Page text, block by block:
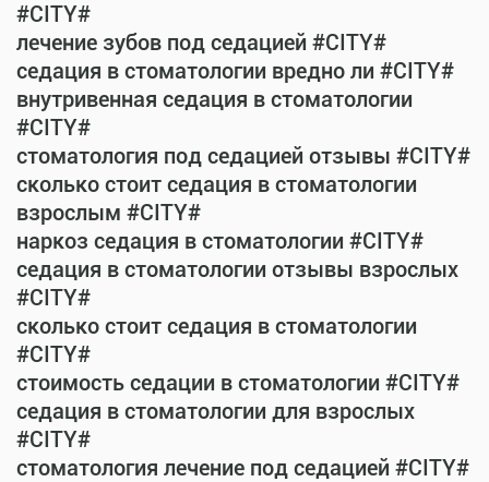
#CITY#
лечение зубов под седацией #CITY#
седация в стоматологии вредно ли #CITY#
внутривенная седация в стоматологии
#CITY#
стоматология под седацией отзывы #CITY#
сколько стоит седация в стоматологии
взрослым #CITY#
наркоз седация в стоматологии #CITY#
седация в стоматологии отзывы взрослых
#CITY#
сколько стоит седация в стоматологии
#CITY#
стоимость седации в стоматологии #CITY#
седация в стоматологии для взрослых
#CITY#
стоматология лечение под седацией #CITY#